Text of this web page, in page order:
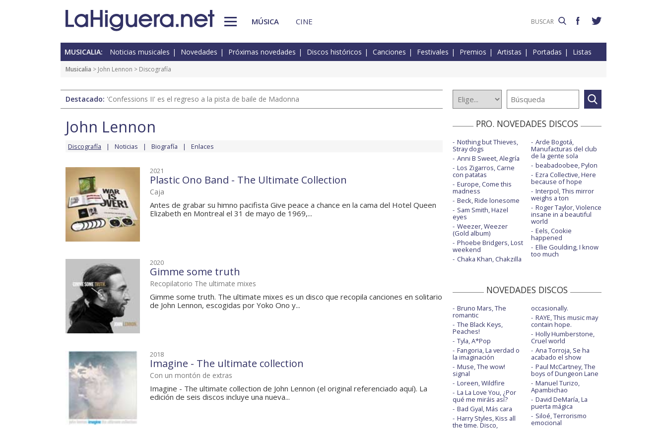
MÚSICA CINE
MUSICALIA: Noticias musicales Novedades Próximas novedades Discos históricos Canciones Festivales Premios Artistas Portadas Listas
Musicalia > John Lennon > Discografía
Destacado: 'Confessions II' es el regreso a la pista de baile de Madonna
John Lennon
Discografía Noticias Biografía Enlaces
2021
Plastic Ono Band - The Ultimate Collection
Caja
Antes de grabar su himno pacifista Give peace a chance en la cama del Hotel Queen
Elizabeth en Montreal el 31 de mayo de 1969,...
2020
Gimme some truth
Recopilatorio The ultimate mixes
Gimme some truth. The ultimate mixes es un disco que recopila canciones en solitario
de John Lennon, escogidas por Yoko Ono y...
2018
Imagine - The ultimate collection
Con un montón de extras
Imagine - The ultimate collection de John Lennon (el original referenciado aquí). La
edición de seis discos incluye una nueva...
PRO. NOVEDADES DISCOS
Nothing but Thieves,
Stray dogs
Anni B Sweet, Alegría
Los Zigarros, Carne
con patatas
Europe, Come this
madness
Beck, Ride lonesome
Sam Smith, Hazel
eyes
Weezer, Weezer
(Gold album)
Phoebe Bridgers, Lost
weekend
Chaka Khan, Chakzilla
Arde Bogotá,
Manufacturas del club
de la gente sola
beabadoobee, Pylon
Ezra Collective, Here
because of hope
Interpol, This mirror
weighs a ton
Roger Taylor, Violence
insane in a beautiful
world
Eels, Cookie
happened
Ellie Goulding, I know
too much
NOVEDADES DISCOS
Bruno Mars, The
romantic
The Black Keys,
Peaches!
Tyla, A*Pop
Fangoria, La verdad o
la imaginación
Muse, The wow!
signal
Loreen, Wildfire
La La Love You, ¿Por
qué me miráis así?
Bad Gyal, Más cara
Harry Styles, Kiss all
the time. Disco,
occasionally.
RAYE, This music may
contain hope.
Holly Humberstone,
Cruel world
Ana Torroja, Se ha
acabado el show
Paul McCartney, The
boys of Dungeon Lane
Manuel Turizo,
Apambichao
David DeMaría, La
puerta mágica
Siloé, Terrorismo
emocional